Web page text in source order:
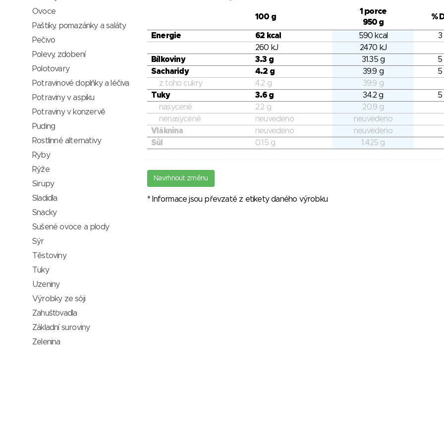
100 g
1 porce
950 g
%
Energie 62 kcal 590 kcal
3
260 kJ
2470 kJ
Bílkoviny
3.3 g 31.35 g
5
Sacharidy
4.2 g 39.9 g
5
z toho cukry
4.2 g
39.9 g
Tuky
3.6 g 34.2 g
5
nasycené
2.2 g
20.9 g
nenasycené
neuvedeno
neuvedeno
Vláknina
neuvedeno
neuvedeno
Sůl
0.15 g 1.425 g
Navrhnout změnu
* Informace jsou převzaté z etikety daného výrobku
Ovoce
Paštiky, pomazánky a saláty
Pečivo
Polevy, zdobení
Polotovary
Potravinové doplňky a léčiva
Potraviny v aspiku
Potraviny v konzervě
Puding
Rostlinné alternativy
Ryby
Rýže
Sirupy
Sladidla
Snacky
Sušené ovoce a plody
Sýr
Těstoviny
Tuky
Uzeniny
Výrobky ze sóji
Zahušťovadla
Základní suroviny
Zelenina